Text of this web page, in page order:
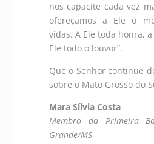
nos capacite cada vez
ofereçamos a Ele o
vidas. A Ele toda honra,
Ele todo o louvor”.
Que o Senhor continue
sobre o Mato Grosso do
Mara Sílvia Costa
Membro da Primeira
Grande/MS